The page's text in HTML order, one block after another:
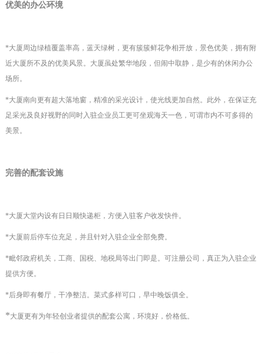
优美的办公环境
*大厦周边绿植覆盖率高，蓝天绿树，更有簇簇鲜花争相开放，景色优美，拥有附
近大厦所不及的优美风景。大厦虽处繁华地段，但闹中取静，是少有的休闲办公
场所。
*大厦南向更有超大落地窗，精准的采光设计，使光线更加自然。此外，在保证充
足采光及良好视野的同时入驻企业员工更可坐观海天一色，可谓市内不可多得的
美景。
完善的配套设施
*大厦大堂内设有日日顺快递柜，方便入驻客户收发快件。
*大厦前后停车位充足，并且针对入驻企业全部免费。
*毗邻政府机关， 工商、国税、地税局等出门即是。可注册公司，真正为入驻企业
提供方便。
*后身即有餐厅， 干净整洁。菜式多样可口，早中晚饭俱全。
*大厦更有为年轻创业者提供的配套公寓 ，环境好，价格低。